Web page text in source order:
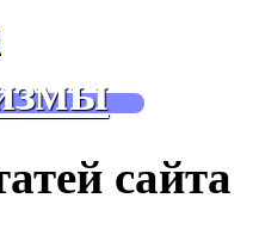
сайта